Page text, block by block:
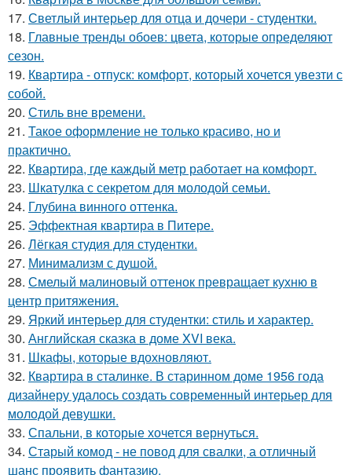
17. Светлый интерьер для отца и дочери - студентки.
18. Главные тренды обоев: цвета, которые определяют
сезон.
19. Квартира - отпуск: комфорт, который хочется увезти с
собой.
20. Стиль вне времени.
21. Такое оформление не только красиво, но и
практично.
22. Квартира, где каждый метр работает на комфорт.
23. Шкатулка с секретом для молодой семьи.
24. Глубина винного оттенка.
25. Эффектная квартира в Питере.
26. Лёгкая студия для студентки.
27. Минимализм с душой.
28. Смелый малиновый оттенок превращает кухню в
центр притяжения.
29. Яркий интерьер для студентки: стиль и характер.
30. Английская сказка в доме XVI века.
31. Шкафы, которые вдохновляют.
32. Квартира в сталинке. В старинном доме 1956 года
дизайнеру удалось создать современный интерьер для
молодой девушки.
33. Спальни, в которые хочется вернуться.
34. Старый комод - не повод для свалки, а отличный
шанс проявить фантазию.